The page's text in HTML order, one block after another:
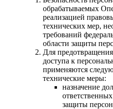
обрабатываемых
реализацией
технических мер,
требований
области защиты
Для
доступа к
применяются
технические меры:
назначение
защиты